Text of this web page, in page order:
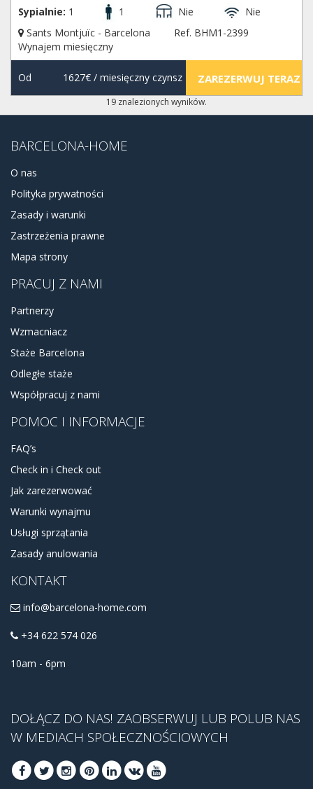
Sypialnie: 1 1 Nie
Nie
Sants Montjuïc - Barcelona
Ref. BHM1-2399
Wynajem miesięczny
Od 1627€/ miesięczny czynsz ZAREZERWUJ TERAZ
19 znalezionych wyników.
BARCELONA-HOME
O nas
Polityka prywatności
Zasady i warunki
Zastrzeżenia prawne
Mapa strony
PRACUJ Z NAMI
Partnerzy
Wzmacniacz
Staże Barcelona
Odległe staże
Współpracuj z nami
POMOC I INFORMACJE
FAQ’s
Check in i Check out
Jak zarezerwować
Warunki wynajmu
Usługi sprzątania
Zasady anulowania
KONTAKT
info@barcelona-home.com
+34 622 574 026
10am - 6pm
DOŁĄCZ DO NAS! ZAOBSERWUJ LUB POLUB NAS
W MEDIACH SPOŁECZNOŚCIOWYCH